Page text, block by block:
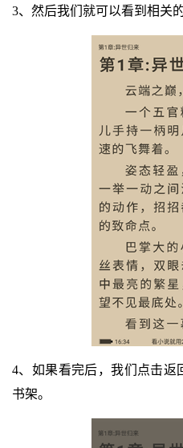
3、然后我们就可以看到相关
4、如果看完后，我们点击返
书架。